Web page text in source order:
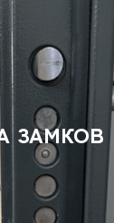
ЗАМКОВ